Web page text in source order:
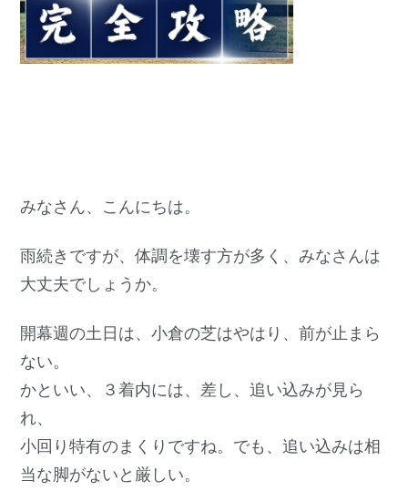
みなさん、こんにちは。
雨続きですが、体調を壊す方が多く、みなさんは
大丈夫でしょうか。
開幕週の土日は、小倉の芝はやはり、前が止まら
ない。
かといい、３着内には、差し、追い込みが見ら
れ、
小回り特有のまくりですね。でも、追い込みは相
当な脚がないと厳しい。